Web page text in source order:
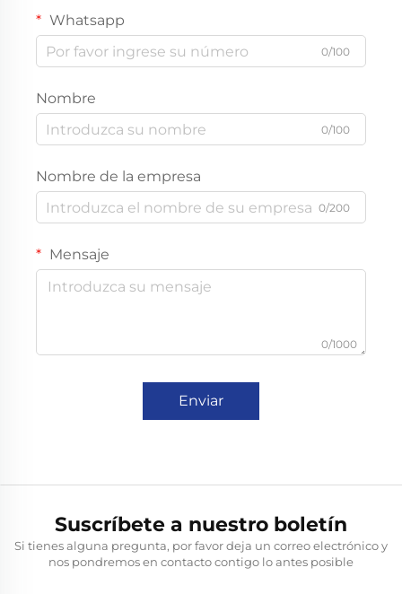
Whatsapp
0/100
Nombre
0/100
Nombre de la empresa
0/200
Mensaje
0/1000
Enviar
Suscríbete a nuestro boletín
Si tienes alguna pregunta, por favor deja un correo electrónico y
nos pondremos en contacto contigo lo antes posible